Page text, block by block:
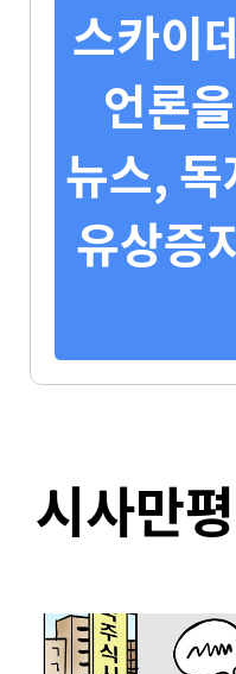
스카이
언론
뉴스,
유상증
시사만